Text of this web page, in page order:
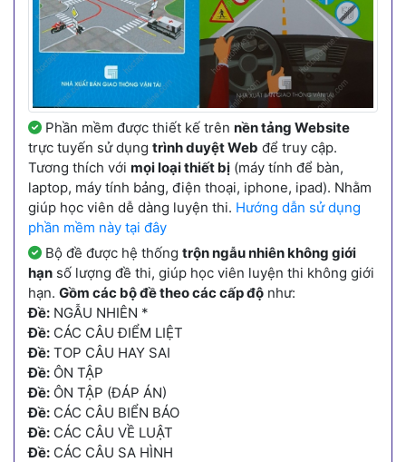
Phần mềm được thiết kế trên nền tảng Website
trực tuyến sử dụng trình duyệt Web để truy cập.
Tương thích với mọi loại thiết bị (máy tính để bàn,
laptop, máy tính bảng, điện thoại, iphone, ipad). Nhằm
giúp học viên dễ dàng luyện thi. Hướng dẫn sử dụng
phần mềm này tại đây
Bộ đề được hệ thống trộn ngẫu nhiên không giới
hạn số lượng đề thi, giúp học viên luyện thi không giới
hạn. Gồm các bộ đề theo các cấp độ như:
Đề: NGẪU NHIÊN *
Đề: CÁC CÂU ĐIỂM LIỆT
Đề: TOP CÂU HAY SAI
Đề: ÔN TẬP
Đề: ÔN TẬP (ĐÁP ÁN)
Đề: CÁC CÂU BIỂN BÁO
Đề: CÁC CÂU VỀ LUẬT
Đề: CÁC CÂU SA HÌNH